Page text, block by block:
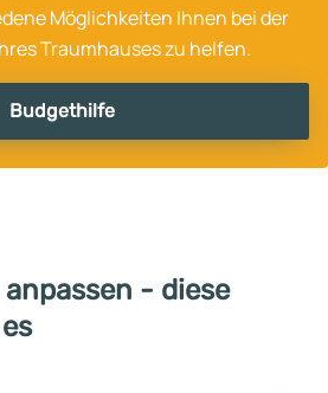
Möglichkeiten Ihnen bei der
Traumhauses zu helfen.
Budgethilfe
- diese